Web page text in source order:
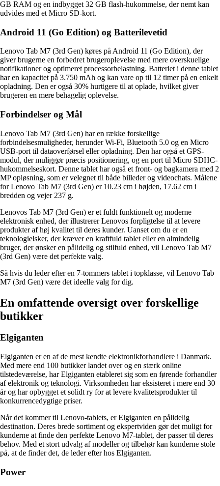
GB RAM og en indbygget 32 GB flash-hukommelse, der nemt kan
udvides med et Micro SD-kort.
Android 11 (Go Edition) og Batterilevetid
Lenovo Tab M7 (3rd Gen) køres på Android 11 (Go Edition), der
giver brugerne en forbedret brugeroplevelse med mere overskuelige
notifikationer og optimeret processorbelastning. Batteriet i denne tablet
har en kapacitet på 3.750 mAh og kan vare op til 12 timer på en enkelt
opladning. Den er også 30% hurtigere til at oplade, hvilket giver
brugeren en mere behagelig oplevelse.
Forbindelser og Mål
Lenovo Tab M7 (3rd Gen) har en række forskellige
forbindelsesmuligheder, herunder Wi-Fi, Bluetooth 5.0 og en Micro
USB-port til dataoverførsel eller opladning. Den har også et GPS-
modul, der muliggør præcis positionering, og en port til Micro SDHC-
hukommelseskort. Denne tablet har også et front- og bagkamera med 2
MP opløsning, som er velegnet til både billeder og videochats. Målene
for Lenovo Tab M7 (3rd Gen) er 10.23 cm i højden, 17.62 cm i
bredden og vejer 237 g.
Lenovos Tab M7 (3rd Gen) er et fuldt funktionelt og moderne
elektronisk enhed, der illustrerer Lenovos forpligtelse til at levere
produkter af høj kvalitet til deres kunder. Uanset om du er en
teknologielsker, der kræver en kraftfuld tablet eller en almindelig
bruger, der ønsker en pålidelig og stilfuld enhed, vil Lenovo Tab M7
(3rd Gen) være det perfekte valg.
Så hvis du leder efter en 7-tommers tablet i topklasse, vil Lenovo Tab
M7 (3rd Gen) være det ideelle valg for dig.
En omfattende oversigt over forskellige
butikker
Elgiganten
Elgiganten er en af de mest kendte elektronikforhandlere i Danmark.
Med mere end 100 butikker landet over og en stærk online
tilstedeværelse, har Elgiganten etableret sig som en førende forhandler
af elektronik og teknologi. Virksomheden har eksisteret i mere end 30
år og har opbygget et solidt ry for at levere kvalitetsprodukter til
konkurrencedygtige priser.
Når det kommer til Lenovo-tablets, er Elgiganten en pålidelig
destination. Deres brede sortiment og ekspertviden gør det muligt for
kunderne at finde den perfekte Lenovo M7-tablet, der passer til deres
behov. Med et stort udvalg af modeller og tilbehør kan kunderne stole
på, at de finder det, de leder efter hos Elgiganten.
Power